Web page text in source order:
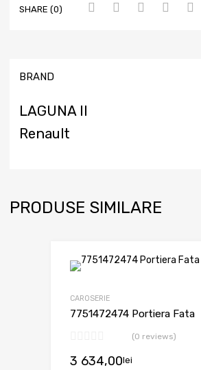
SHARE (0)
BRAND
LAGUNA II
Renault
PRODUSE SIMILARE
CAROSERIE
7751472474 Portiera Fata
(0 reviews)
3 634,00lei